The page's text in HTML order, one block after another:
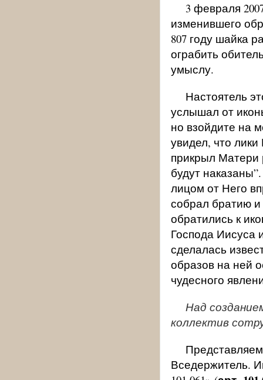
3 февраля
изменившего
807 году шайка
ограбить
умыслу.
Настоятель
услышал от
но взойдите на
увидел, что
прикрыл Матери
будут
лицом от Него
собрал братию
обратились к
Господа Иисуса
сделалась
образов на ней
чудесного
Над
коллектив
Вседержитель.